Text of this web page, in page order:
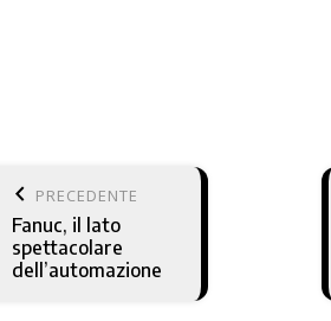
keyboard_arrow_left PRECEDENTE
Fanuc, il lato
spettacolare
dell’automazione